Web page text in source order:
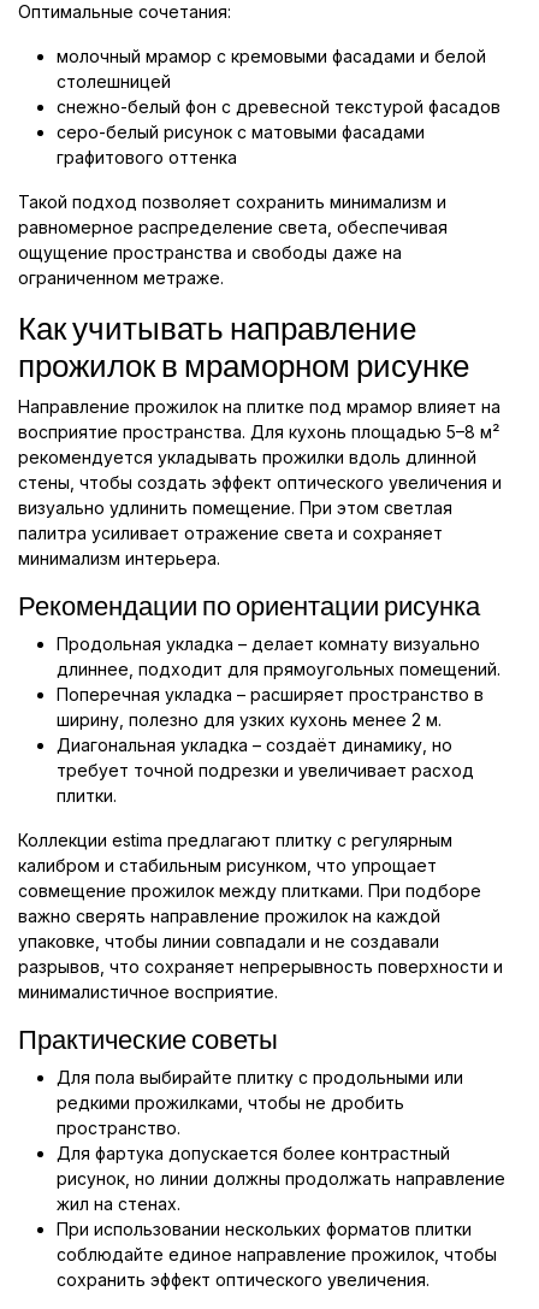
Оптимальные сочетания:
молочный мрамор с кремовыми фасадами и белой
столешницей
снежно-белый фон с древесной текстурой фасадов
серо-белый рисунок с матовыми фасадами
графитового оттенка
Такой подход позволяет сохранить минимализм и
равномерное распределение света, обеспечивая
ощущение пространства и свободы даже на
ограниченном метраже.
Как учитывать направление
прожилок в мраморном рисунке
Направление прожилок на плитке под мрамор влияет на
восприятие пространства. Для кухонь площадью 5–8 м²
рекомендуется укладывать прожилки вдоль длинной
стены, чтобы создать эффект оптического увеличения и
визуально удлинить помещение. При этом светлая
палитра усиливает отражение света и сохраняет
минимализм интерьера.
Рекомендации по ориентации рисунка
Продольная укладка – делает комнату визуально
длиннее, подходит для прямоугольных помещений.
Поперечная укладка – расширяет пространство в
ширину, полезно для узких кухонь менее 2 м.
Диагональная укладка – создаёт динамику, но
требует точной подрезки и увеличивает расход
плитки.
Коллекции estima предлагают плитку с регулярным
калибром и стабильным рисунком, что упрощает
совмещение прожилок между плитками. При подборе
важно сверять направление прожилок на каждой
упаковке, чтобы линии совпадали и не создавали
разрывов, что сохраняет непрерывность поверхности и
минималистичное восприятие.
Практические советы
Для пола выбирайте плитку с продольными или
редкими прожилками, чтобы не дробить
пространство.
Для фартука допускается более контрастный
рисунок, но линии должны продолжать направление
жил на стенах.
При использовании нескольких форматов плитки
соблюдайте единое направление прожилок, чтобы
сохранить эффект оптического увеличения.